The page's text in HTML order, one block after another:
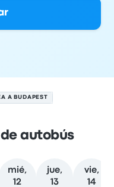
A BUDAPEST
autobús
mié,
12
jue,
13
vie,
14